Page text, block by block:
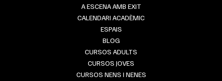
A ESCENA AMB EXIT
CALENDARI ACADÈMIC
ESPAIS
BLOG
CURSOS ADULTS
CURSOS JOVES
CURSOS NENS I NENES